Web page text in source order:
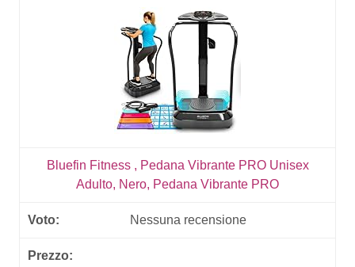
Bluefin Fitness , Pedana Vibrante PRO Unisex
Adulto, Nero, Pedana Vibrante PRO
Nessuna recensione